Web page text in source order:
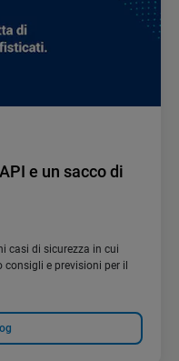
e un sacco di
casi di sicurezza in cui
e previsioni per il